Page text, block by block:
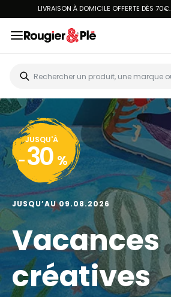
LIVRAISON À DOMICILE OFFERTE DÈS 70€.
JUSQU'À
- 30 %
JUSQU’AU 09.08.2026
Vacances
créatives